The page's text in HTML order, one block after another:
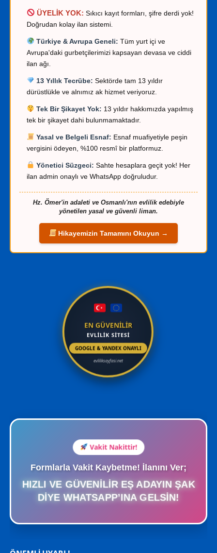
ÜYELİK YOK: Sıkıcı kayıt formları, şifre derdi yok!
Doğrudan kolay ilan sistemi.
Türkiye & Avrupa Geneli: Tüm yurt içi ve
Avrupa'daki gurbetçilerimizi kapsayan devasa ve ciddi
ilan ağı.
13 Yıllık Tecrübe: Sektörde tam 13 yıldır
dürüstlükle ve alnımız ak hizmet veriyoruz.
Tek Bir Şikayet Yok: 13 yıldır hakkımızda yapılmış
tek bir şikayet dahi bulunmamaktadır.
Yasal ve Belgeli Esnaf: Esnaf muafiyetiyle peşin
vergisini ödeyen, %100 resmî bir platformuz.
Yönetici Süzgeci: Sahte hesaplara geçit yok! Her
ilan admin onaylı ve WhatsApp doğruludur.
Hz. Ömer'in adaleti ve Osmanlı'nın evlilik edebiyle
yönetilen yasal ve güvenli liman.
Hikayemizin Tamamını Okuyun →
EN GÜVENİLİR
EVLİLİK SİTESİ
GOOGLE & YANDEX ONAYLI
evliliksayfasi.net
Vakit Nakittir!
Formlarla Vakit Kaybetme! İlanını Ver;
HIZLI VE GÜVENILIR EŞ ADAYIN ŞAK
DIYE WHATSAPP’INA GELSIN!